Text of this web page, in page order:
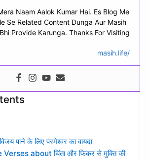
Naam Aalok Kumar Hai. Es Blog Me
Se Related Content Dunga Aur Masih
Provide Karunga. Thanks For Visiting
masih.life/
पाने के लिए परमेश्वर का वायदा
about चिंता और फिकर से मुक्ति की